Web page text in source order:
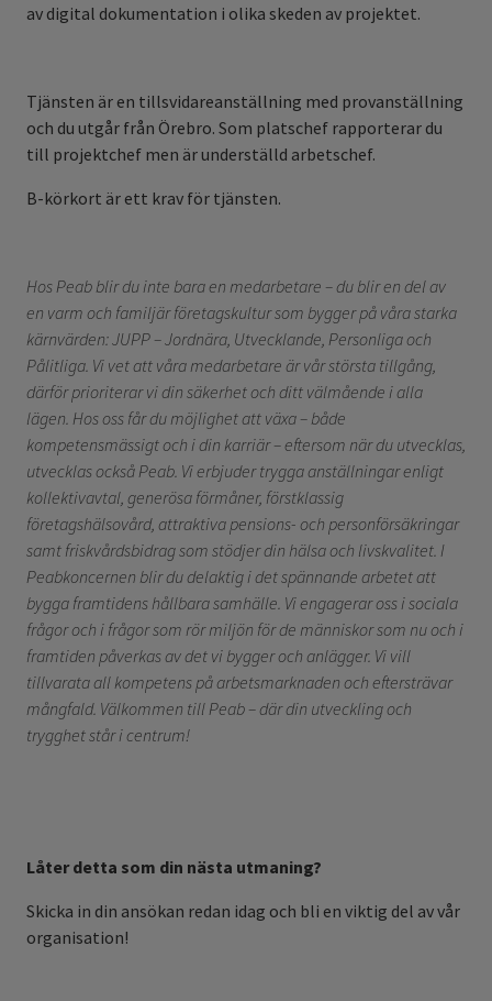
av digital dokumentation i olika skeden av projektet.
Tjänsten är en tillsvidareanställning med provanställning
och du utgår från Örebro. Som platschef rapporterar du
till projektchef men är underställd arbetschef.
B-körkort är ett krav för tjänsten.
Hos Peab blir du inte bara en medarbetare – du blir en del av
en varm och familjär företagskultur som bygger på våra starka
kärnvärden: JUPP – Jordnära, Utvecklande, Personliga och
Pålitliga. Vi vet att våra medarbetare är vår största tillgång,
därför prioriterar vi din säkerhet och ditt välmående i alla
lägen. Hos oss får du möjlighet att växa – både
kompetensmässigt och i din karriär – eftersom när du utvecklas,
utvecklas också Peab. Vi erbjuder trygga anställningar enligt
kollektivavtal, generösa förmåner, förstklassig
företagshälsovård, attraktiva pensions- och personförsäkringar
samt friskvårdsbidrag som stödjer din hälsa och livskvalitet. I
Peabkoncernen blir du delaktig i det spännande arbetet att
bygga framtidens hållbara samhälle. Vi engagerar oss i sociala
frågor och i frågor som rör miljön för de människor som nu och i
framtiden påverkas av det vi bygger och anlägger. Vi vill
tillvarata all kompetens på arbetsmarknaden och eftersträvar
mångfald. Välkommen till Peab – där din utveckling och
trygghet står i centrum!
Låter detta som din nästa utmaning?
Skicka in din ansökan redan idag och bli en viktig del av vår
organisation!